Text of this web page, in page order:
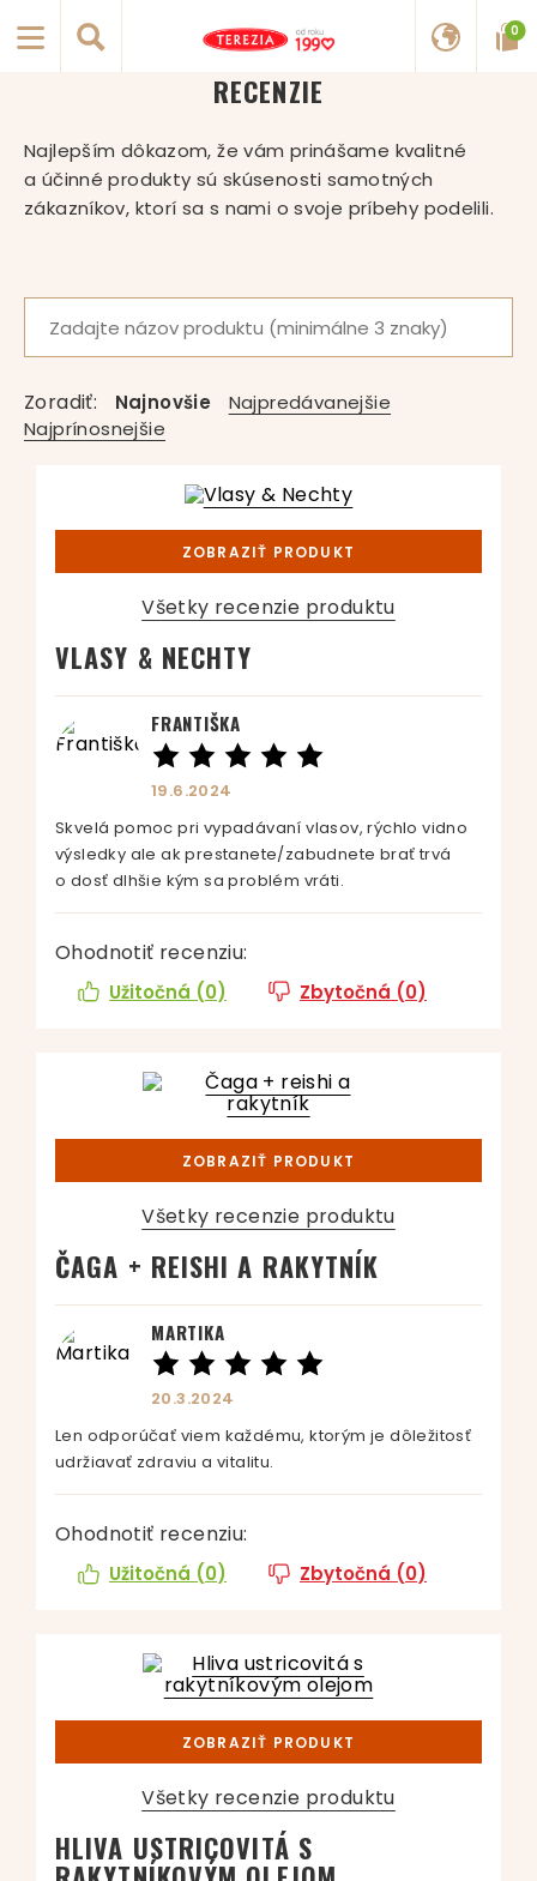
0
RECENZIE
Najlepším dôkazom, že vám prinášame kvalitné
a účinné produkty sú skúsenosti samotných
zákazníkov, ktorí sa s nami o svoje príbehy podelili.
Zoradiť: Najnovšie
Najpredávanejšie
Najprínosnejšie
ZOBRAZIŤ PRODUKT
Všetky recenzie produktu
VLASY & NECHTY
FRANTIŠKA
19.6.2024
Skvelá pomoc pri vypadávaní vlasov, rýchlo vidno
výsledky ale ak prestanete/zabudnete brať trvá
o dosť dlhšie kým sa problém vráti.
Ohodnotiť recenziu:
Užitočná (0) Zbytočná (0)
ZOBRAZIŤ PRODUKT
Všetky recenzie produktu
ČAGA + REISHI A RAKYTNÍK
MARTIKA
20.3.2024
Len odporúčať viem každému, ktorým je dôležitosť
udržiavať zdraviu a vitalitu.
Ohodnotiť recenziu:
Užitočná (0) Zbytočná (0)
ZOBRAZIŤ PRODUKT
Všetky recenzie produktu
HLIVA USTRICOVITÁ S